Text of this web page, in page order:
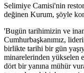
Selimiye Camisi'nin
değinen Kurum, şöyle
'Bugün tarihimizin ve
Cumhurbaşkanımız,
birlikte tarihi bir gün
minarelerinden yükselen
dört bir yanına mühür